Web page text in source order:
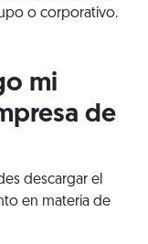
o corporativo.
mi
de
descargar el
en materia de